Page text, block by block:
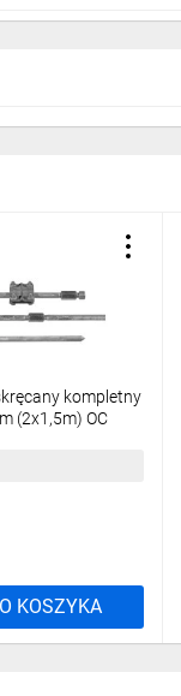
kompletny
(2x1,5m) OC
KOSZYKA